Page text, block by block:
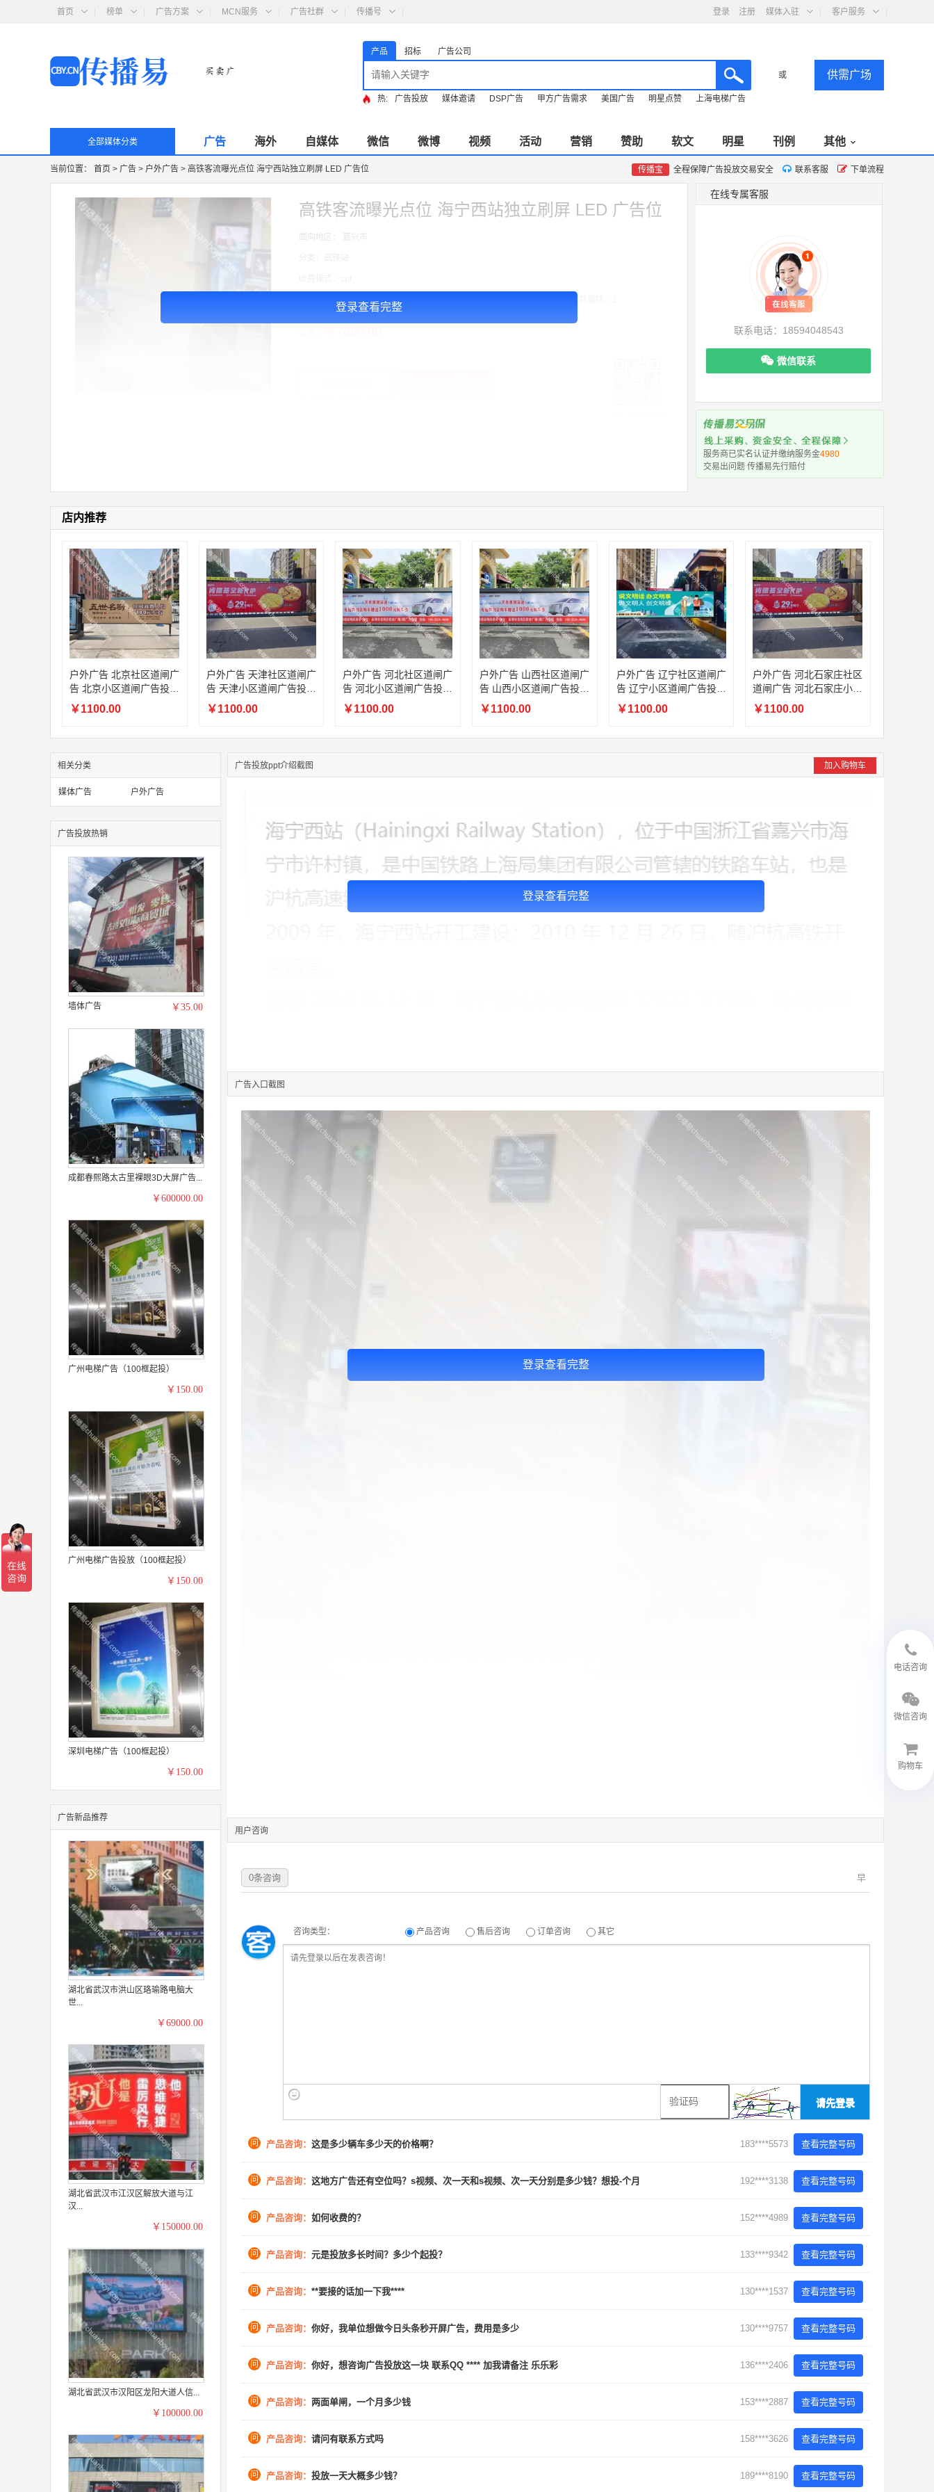
首页 榜单 广告方案 MCN服务 广告社群 传播号 登录 注册 媒体入驻 客户服务
产品 招标 广告公司
或 供需广场
热: 广告投放 媒体邀请 DSP广告 甲方广告需求 美国广告 明星点赞 上海电梯广告
全部媒体分类 广告 海外 自媒体 微信 微博 视频 活动 营销 赞助 软文 明星 刊例 其他
当前位置： 首页 > 广告 > 户外广告 > 高铁客流曝光点位 海宁西站独立刷屏 LED 广告位 传播宝 全程保障广告投放交易安全 联系客服 下单流程
登录查看完整
高铁客流曝光点位 海宁西站独立刷屏 LED 广告位
面向地区： 嘉兴市
广告投放注意事项：媒体尺寸：2.97*1.34,播出频次：15秒195次/天/ ,块媒体数量块：2
04:09:07 182****6963 联系了该媒体所在商家
11:44:28 130****3379 联系了该媒体所在商家
08:36:41 191****0991 联系了该媒体所在商家
05:24:34 186****8762
联系了该媒体所在商家
06:11:20 166****9198 联系了该媒体所在商家
05:17:23 182****1341 联系了该媒体所在商家
05:13:40 159****9700
联系了该媒体所在商家
08:52:47
155****6115
联系了该媒体所在商家
03:27:46
181****7631 联系了该媒体所在商家
在线专属客服
联系电话：18594048543
微信联系
服务商已实名认证并缴纳服务金4980
交易出问题 传播易先行赔付
店内推荐
户外广告 北京社区道闸广
告 北京小区道闸广告投放
价格
￥1100.00
户外广告 天津社区道闸广
告 天津小区道闸广告投放
价格
￥1100.00
户外广告 河北社区道闸广
告 河北小区道闸广告投放
价格
￥1100.00
户外广告 山西社区道闸广
告 山西小区道闸广告投放
价格
￥1100.00
户外广告 辽宁社区道闸广
告 辽宁小区道闸广告投放
价格
￥1100.00
户外广告 河北石家庄社区
道闸广告 河北石家庄小区
道闸广告投放价格
￥1100.00
相关分类
媒体广告 户外广告
广告投放热销
墙体广告 ￥35.00
成都春熙路太古里裸眼3D大屏广告...
￥600000.00
广州电梯广告（100框起投）
￥150.00
广州电梯广告投放（100框起投）
￥150.00
深圳电梯广告（100框起投）
￥150.00
广告新品推荐
湖北省武汉市洪山区珞瑜路电脑大
世...
￥69000.00
湖北省武汉市江汉区解放大道与江
汉...
￥150000.00
湖北省武汉市汉阳区龙阳大道人信...
￥100000.00
广告投放ppt介绍截图 加入购物车
登录查看完整
广告入口截图
登录查看完整
用户咨询
早
0条咨询
咨询类型： 产品咨询 售后咨询 订单咨询 其它
请先登录
问 产品咨询： 这是多少辆车多少天的价格啊？ 183****5573 查看完整号码
问 产品咨询： 这地方广告还有空位吗？s视频、次一天和s视频、次一天分别是多少钱？想投-个月 192****3138 查看完整号码
问 产品咨询： 如何收费的？ 152****4989 查看完整号码
问 产品咨询： 元是投放多长时间？多少个起投？ 133****9342 查看完整号码
问 产品咨询： **要接的话加一下我**** 130****1537 查看完整号码
问 产品咨询： 你好，我单位想做今日头条秒开屏广告，费用是多少 130****9757 查看完整号码
问 产品咨询： 你好，想咨询广告投放这一块 联系QQ **** 加我请备注 乐乐彩 136****2406 查看完整号码
问 产品咨询： 两面单闸，一个月多少钱 153****2887 查看完整号码
问 产品咨询： 请问有联系方式吗 158****3626 查看完整号码
问 产品咨询： 投放一天大概多少钱？ 189****8190 查看完整号码
电话咨询
微信咨询
购物车